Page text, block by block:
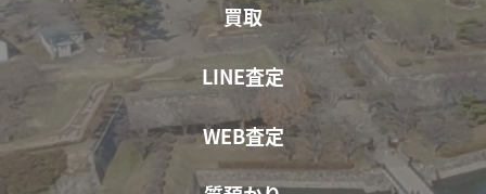
買取
LINE査定
WEB査定